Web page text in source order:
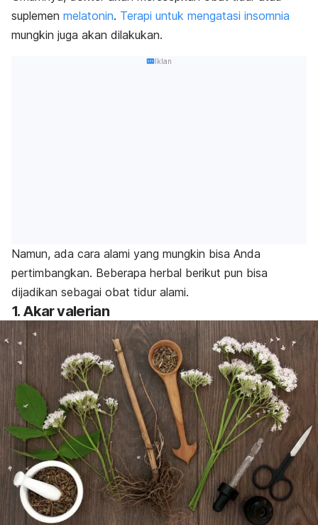
suplemen melatonin. Terapi untuk mengatasi insomnia
mungkin juga akan dilakukan.
Iklan
Namun, ada cara alami yang mungkin bisa Anda
pertimbangkan. Beberapa herbal berikut pun bisa
dijadikan sebagai obat tidur alami.
1. Akar valerian